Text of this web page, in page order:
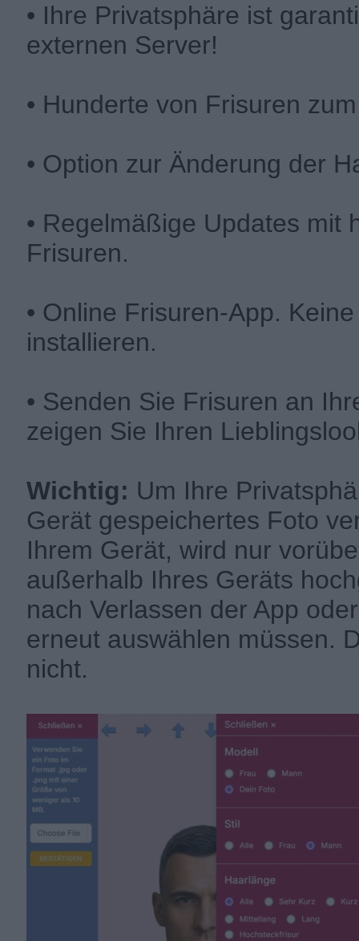
• Ihre Privatsphäre ist
externen Server!
• Hunderte von Frisuren
• Option zur Änderung der
• Regelmäßige Updates mit
Frisuren.
• Online Frisuren-App.
installieren.
• Senden Sie Frisuren an
zeigen Sie Ihren
Wichtig: Um Ihre
Gerät gespeichertes Foto
Ihrem Gerät, wird nur
außerhalb Ihres Geräts
nach Verlassen der App
erneut auswählen müssen.
nicht.